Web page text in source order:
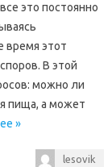
это постоянно
время этот
В этой
можно ли
пища, а может
»
lesovik